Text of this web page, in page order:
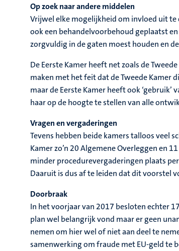
Op zoek naar andere middelen
Vrijwel elke mogelijkheid om invloed uit
ook een behandelvoorbehoud geplaatst
zorgvuldig in de gaten moest houden en
De Eerste Kamer heeft net zoals de
maken met het feit dat de Tweede Kamer
maar de Eerste Kamer heeft ook
haar op de hoogte te stellen van alle
Vragen en vergaderingen
Tevens hebben beide kamers talloos veel
Kamer zo’n 20 Algemene Overleggen en
minder procedurevergaderingen plaats
Daaruit is dus af te leiden dat dit voorstel
Doorbraak
In het voorjaar van 2017 besloten echter
plan wel belangrijk vond maar er geen
nemen om hier wel of niet aan deel te
samenwerking om fraude met EU-geld te